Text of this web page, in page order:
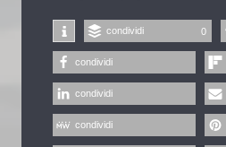
condividi 0
condividi
condividi
condividi